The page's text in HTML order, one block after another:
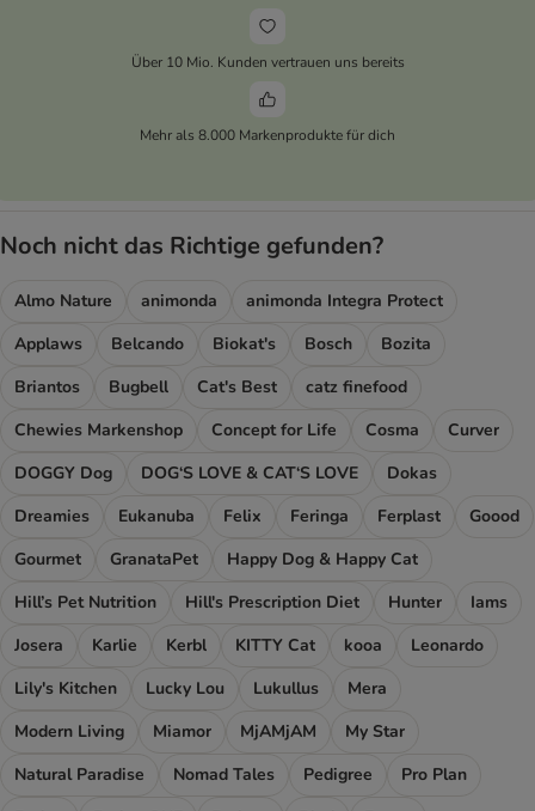
Über 10 Mio. Kunden vertrauen uns bereits
Mehr als 8.000 Markenprodukte für dich
Noch nicht das Richtige gefunden?
Almo Nature animonda
animonda Integra Protect
Applaws
Belcando Biokat's Bosch
Bozita
Briantos
Bugbell Cat's Best
catz finefood
Chewies Markenshop
Concept for Life Cosma
Curver
DOGGY Dog
DOG‘S LOVE & CAT‘S LOVE
Dokas
Dreamies
Eukanuba Felix Feringa Ferplast
Goood
Gourmet
GranataPet
Happy Dog & Happy Cat
Hill’s Pet Nutrition
Hill's Prescription Diet Hunter
Iams
Josera
Karlie Kerbl KITTY Cat kooa
Leonardo
Lily's Kitchen
Lucky Lou Lukullus
Mera
Modern Living
Miamor MjAMjAM
My Star
Natural Paradise
Nomad Tales Pedigree
Pro Plan